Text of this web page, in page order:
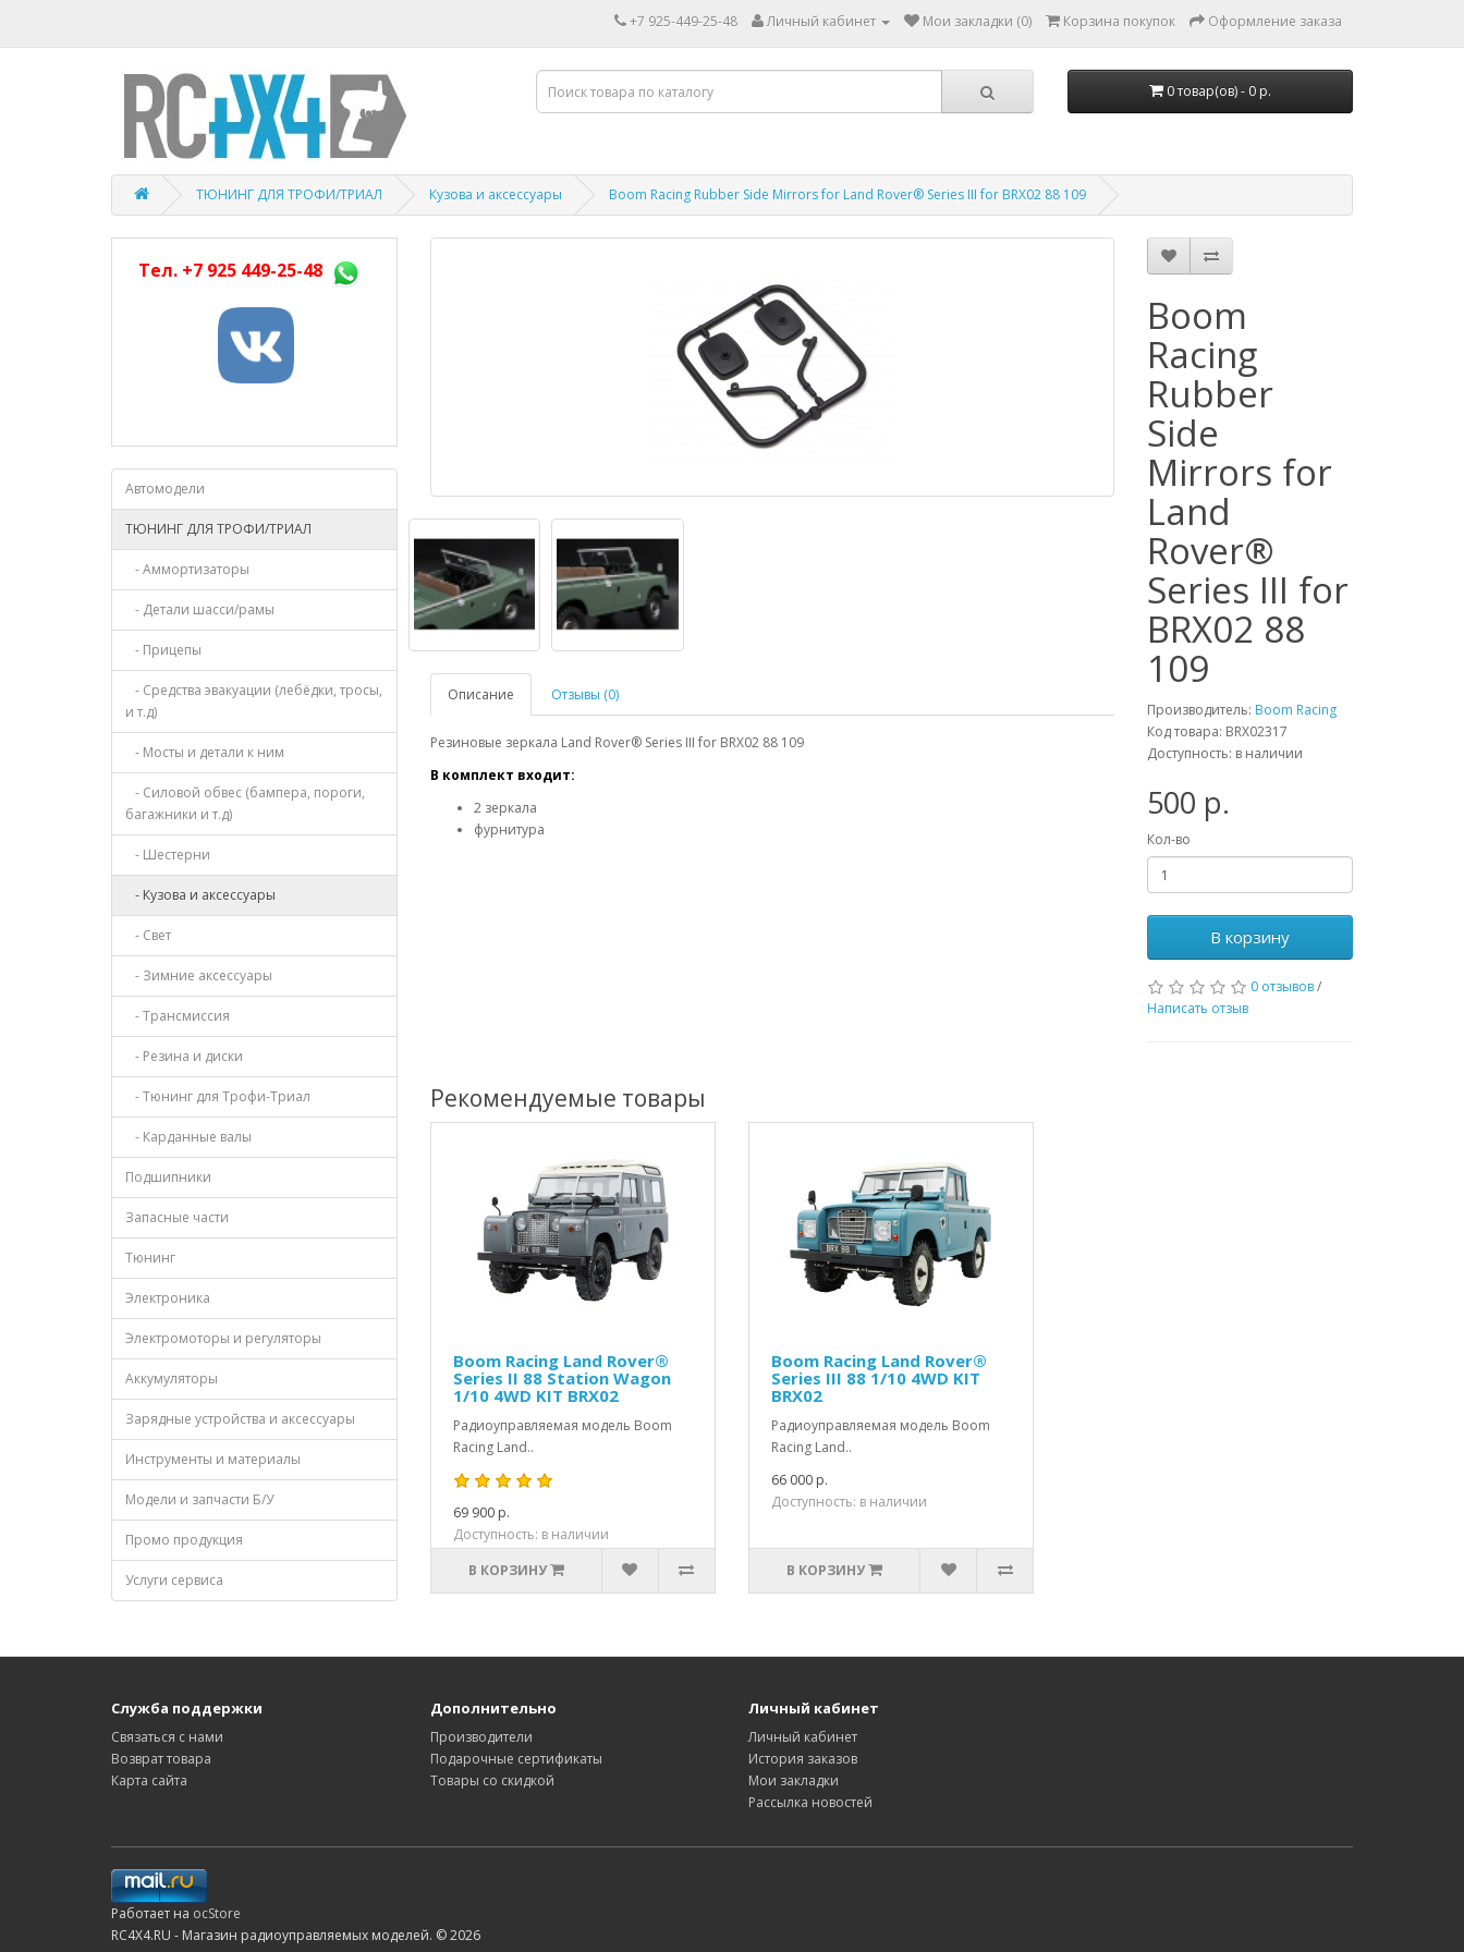
+7 925-449-25-48 Личный кабинет Мои закладки (0) Корзина покупок Оформление заказа
0 товар(ов) - 0 р.
ТЮНИНГ ДЛЯ ТРОФИ/ТРИАЛ Кузова и аксессуары Boom Racing Rubber Side Mirrors for Land Rover® Series III for BRX02 88 109
Тел. +7 925 449-25-48
Автомодели
ТЮНИНГ ДЛЯ ТРОФИ/ТРИАЛ
- Аммортизаторы
- Детали шасси/рамы
- Прицепы
- Средства эвакуации (лебёдки, тросы,
и т.д)
- Мосты и детали к ним
- Силовой обвес (бампера, пороги,
багажники и т.д)
- Шестерни
- Кузова и аксессуары
- Свет
- Зимние аксессуары
- Трансмиссия
- Резина и диски
- Тюнинг для Трофи-Триал
- Карданные валы
Подшипники
Запасные части
Тюнинг
Электроника
Электромоторы и регуляторы
Аккумуляторы
Зарядные устройства и аксессуары
Инструменты и материалы
Модели и запчасти Б/У
Промо продукция
Услуги сервиса
Описание Отзывы (0)
Резиновые зеркала Land Rover® Series III for BRX02 88 109
В комплект входит:
2 зеркала
фурнитура
Boom
Racing
Rubber
Side
Mirrors for
Land
Rover®
Series III for
BRX02 88
109
Производитель: Boom Racing
Код товара: BRX02317
Доступность: в наличии
500 р.
Кол-во
В корзину
0 отзывов/
Написать отзыв
Рекомендуемые товары
Boom Racing Land Rover®
Series II 88 Station Wagon
1/10 4WD KIT BRX02
Радиоуправляемая модель Boom
Racing Land..
69 900 р.
Доступность: в наличии
В КОРЗИНУ
Boom Racing Land Rover®
Series III 88 1/10 4WD KIT
BRX02
Радиоуправляемая модель Boom
Racing Land..
66 000 р.
Доступность: в наличии
В КОРЗИНУ
Служба поддержки
Связаться с нами
Возврат товара
Карта сайта
Дополнительно
Производители
Подарочные сертификаты
Товары со скидкой
Личный кабинет
Личный кабинет
История заказов
Мои закладки
Рассылка новостей
Работает на ocStore
RC4X4.RU - Магазин радиоуправляемых моделей. © 2026